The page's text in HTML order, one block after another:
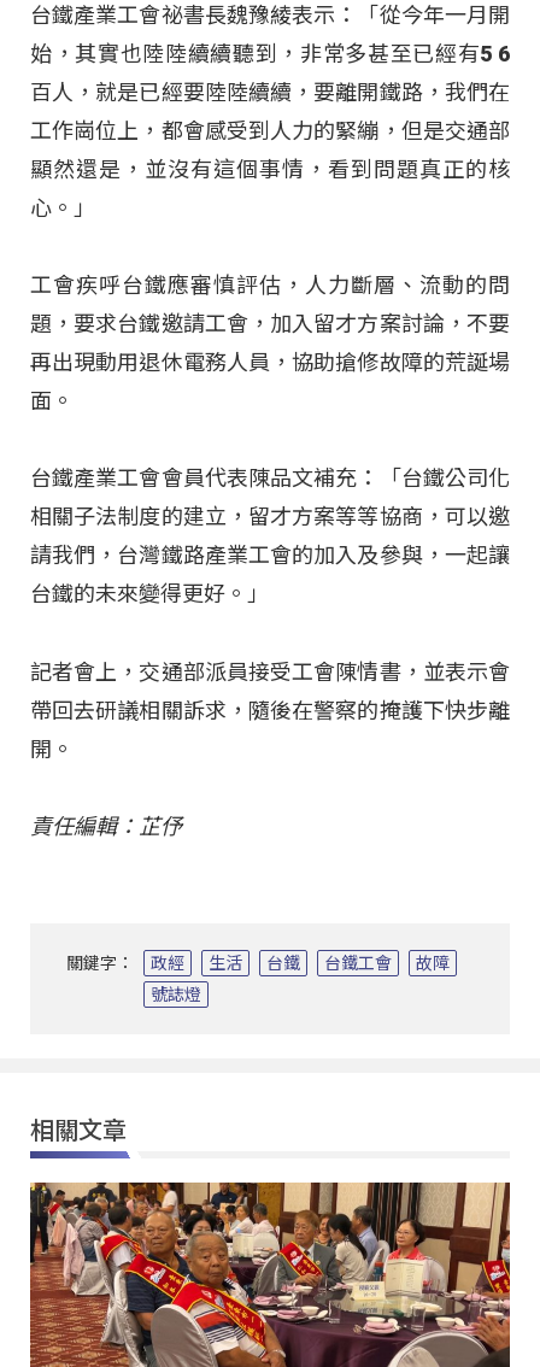
台鐵產業工會祕書長魏豫綾表示：「從今年一月開
始，其實也陸陸續續聽到，非常多甚至已經有5 6
百人，就是已經要陸陸續續，要離開鐵路，我們在
工作崗位上，都會感受到人力的緊繃，但是交通部
顯然還是，並沒有這個事情，看到問題真正的核
心。」
工會疾呼台鐵應審慎評估，人力斷層、流動的問
題，要求台鐵邀請工會，加入留才方案討論，不要
再出現動用退休電務人員，協助搶修故障的荒誕場
面。
台鐵產業工會會員代表陳品文補充：「台鐵公司化
相關子法制度的建立，留才方案等等協商，可以邀
請我們，台灣鐵路產業工會的加入及參與，一起讓
台鐵的未來變得更好。」
記者會上，交通部派員接受工會陳情書，並表示會
帶回去研議相關訴求，隨後在警察的掩護下快步離
開。
責任編輯：芷伃
關鍵字： 政經 生活 台鐵 台鐵工會
故障
號誌燈
相關文章